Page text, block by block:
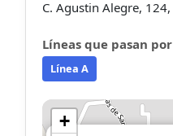
C. Agustin Alegre,
Líneas que pasan
Línea A
+